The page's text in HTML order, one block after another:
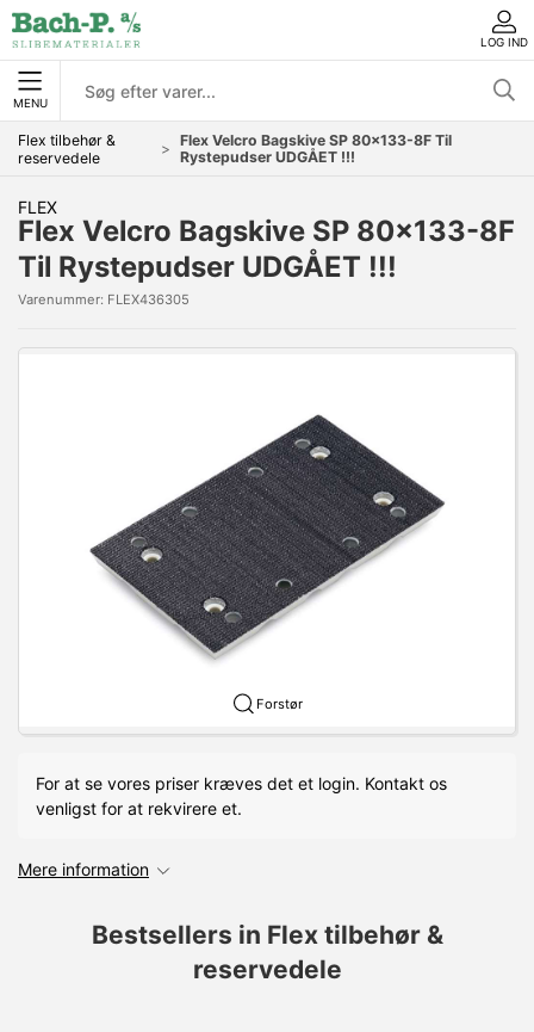
LOG IND
MENU
Flex tilbehør &
reservedele
Flex Velcro Bagskive SP 80x133-8F Til
Rystepudser UDGÅET !!!
FLEX
Flex Velcro Bagskive SP 80x133-8F
Til Rystepudser UDGÅET !!!
Varenummer: FLEX436305
Forstør
For at se vores priser kræves det et login. Kontakt os
venligst for at rekvirere et.
Mere information
Bestsellers in Flex tilbehør &
reservedele